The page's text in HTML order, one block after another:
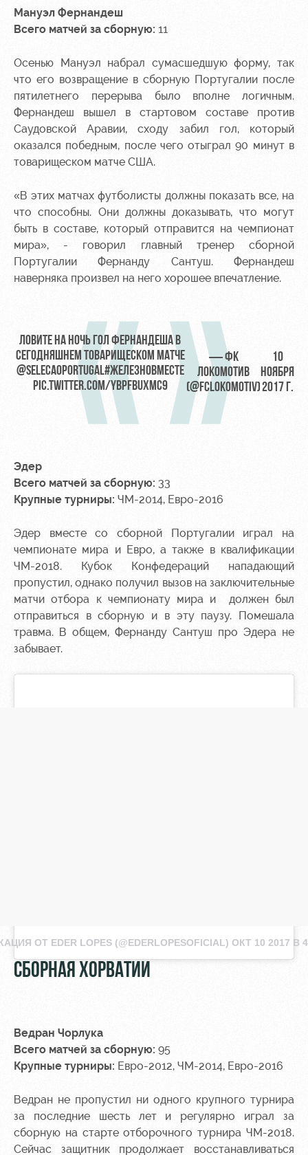
Мануэл Фернандеш
Всего матчей за сборную: 11
Осенью Мануэл набрал сумасшедшую форму, так
что его возвращение в сборную Португалии после
пятилетнего перерыва было вполне логичным.
Фернандеш вышел в стартовом составе против
Саудовской Аравии, сходу забил гол, который
оказался победным, после чего отыграл 90 минут в
товарищеском матче США.
«В этих матчах футболисты должны показать все, на
что способны. Они должны доказывать, что могут
быть в составе, который отправится на чемпионат
мира», - говорил главный тренер сборной
Португалии Фернанду Сантуш. Фернандеш
наверняка произвел на него хорошее впечатление.
ЛОВИТЕ НА НОЧЬ ГОЛ ФЕРНАНДЕША В
СЕГОДНЯШНЕМ ТОВАРИЩЕСКОМ МАТЧЕ
@SELECAOPORTUGAL#ЖЕЛЕЗНОВМЕСТЕ
PIC.TWITTER.COM/YBPFBUXMC9
— ФК
ЛОКОМОТИВ
(@FCLOKOMOTIV)
10
НОЯБРЯ
2017 Г.
Эдер
Всего матчей за сборную: 33
Крупные турниры: ЧМ-2014, Евро-2016
Эдер вместе со сборной Португалии играл на
чемпионате мира и Евро, а также в квалификации
ЧМ-2018. Кубок Конфедераций нападающий
пропустил, однако получил вызов на заключительные
матчи отбора к чемпионату мира и должен был
отправиться в сборную и в эту паузу. Помешала
травма. В общем, Фернанду Сантуш про Эдера не
забывает.
ОТ EDER LOPES (@EDERLOPESOFICIAL) ОКТ 10 2017 В
СБОРНАЯ ХОРВАТИИ
Ведран Чорлука
Всего матчей за сборную: 95
Крупные турниры: Евро-2012, ЧМ-2014, Евро-2016
Ведран не пропустил ни одного крупного турнира
за последние шесть лет и регулярно играл за
сборную на старте отборочного турнира ЧМ-2018.
Сейчас защитник продолжает восстанавливаться